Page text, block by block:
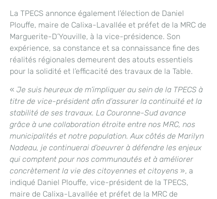
La TPECS annonce également l’élection de Daniel
Plouffe, maire de Calixa-Lavallée et préfet de la MRC de
Marguerite-D’Youville, à la vice-présidence. Son
expérience, sa constance et sa connaissance fine des
réalités régionales demeurent des atouts essentiels
pour la solidité et l’efficacité des travaux de la Table.
« Je suis heureux de m’impliquer au sein de la TPECS à
titre de vice-président afin d’assurer la continuité et la
stabilité de ses travaux. La Couronne-Sud avance
grâce à une collaboration étroite entre nos MRC, nos
municipalités et notre population. Aux côtés de Marilyn
Nadeau, je continuerai d’oeuvrer à défendre les enjeux
qui comptent pour nos communautés et à améliorer
concrètement la vie des citoyennes et citoyens », a
indiqué Daniel Plouffe, vice-président de la TPECS,
maire de Calixa-Lavallée et préfet de la MRC de